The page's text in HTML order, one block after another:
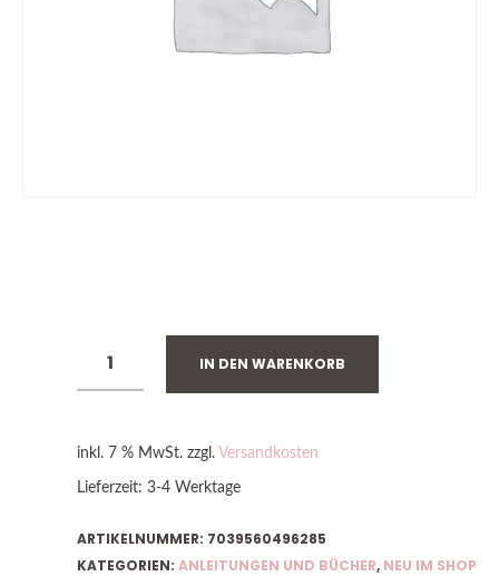
IN DEN WARENKORB
inkl. 7 % MwSt. zzgl. Versandkosten
Lieferzeit: 3-4 Werktage
ARTIKELNUMMER: 7039560496285
KATEGORIEN: ANLEITUNGEN UND BÜCHER, NEU IM SHOP